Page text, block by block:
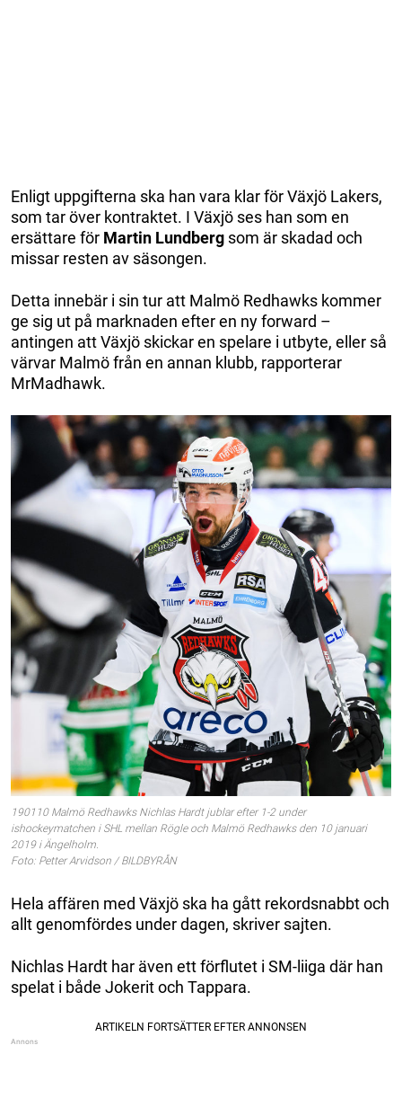
Enligt uppgifterna ska han vara klar för Växjö Lakers,
som tar över kontraktet. I Växjö ses han som en
ersättare för Martin Lundberg som är skadad och
missar resten av säsongen.
Detta innebär i sin tur att Malmö Redhawks kommer
ge sig ut på marknaden efter en ny forward –
antingen att Växjö skickar en spelare i utbyte, eller så
värvar Malmö från en annan klubb, rapporterar
MrMadhawk.
190110 Malmö Redhawks Nichlas Hardt jublar efter 1-2 under
ishockeymatchen i SHL mellan Rögle och Malmö Redhawks den 10 januari
2019 i Ängelholm.
Foto: Petter Arvidson / BILDBYRÅN
Hela affären med Växjö ska ha gått rekordsnabbt och
allt genomfördes under dagen, skriver sajten.
Nichlas Hardt har även ett förflutet i SM-liiga där han
spelat i både Jokerit och Tappara.